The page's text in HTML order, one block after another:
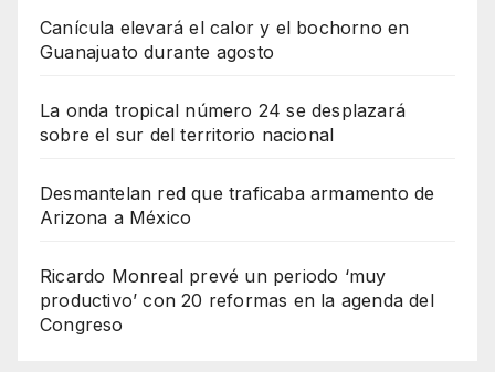
Canícula elevará el calor y el bochorno en
Guanajuato durante agosto
La onda tropical número 24 se desplazará
sobre el sur del territorio nacional
Desmantelan red que traficaba armamento de
Arizona a México
Ricardo Monreal prevé un periodo ‘muy
productivo’ con 20 reformas en la agenda del
Congreso